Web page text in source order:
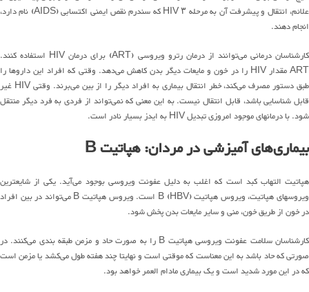
علائم، انتقال و پیشرفت آن به مرحله ۳ HIV که سندرم نقص ایمنی اکتسابی (AIDS) نام دارد،
انجام دهند.
کارشناسان درمانی می‌توانند از درمان رترو ویروسی (ART) برای درمان HIV استفاده کنند.
ART مقدار HIV را در خون و مایعات دیگر بدن کاهش می‌دهد. وقتی که افراد این داروها را
طبق دستور مصرف می‌کند، خطر انتقال بیماری به افراد دیگر را از بین می‌برند. وقتی HIV غیر
قابل شناسایی باشد، قابل انتقال نیست. به این معنی که نمی‌تواند از فردی به فرد دیگر منتقل
شود. با درمانهای موجود امروزی تبدیل HIV به ایدز بسیار نادر است.
بیماری‌های آمیزشی در مردان: هپاتیت B
هپاتیت التهاب کبد است که اغلب به دلیل عفونت ویروسی بوجود می‌آید. یکی از شایعترین
ویروسهای هپاتیت، ویروس هپاتیت B (HBV) است. ویروس هپاتیت B می‌تواند در بین افراد
در خون از طریق خون، منی و سایر مایعات بدن پخش شود.
کارشناسان سلامت عفونت ویروسی هپاتیت B را به صورت حاد و مزمن طبقه بندی می‌کنند. در
صورتی که حاد باشد به این معناست که موقتی است و نهایتا چند هفته طول می‌کشد یا مزمن است
که در این مورد شدید است و یک بیماری مادام العمر خواهد بود.